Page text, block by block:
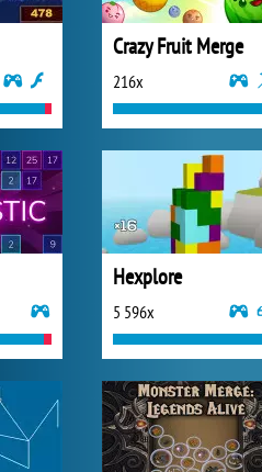
Crazy Fruit Merge
216x
Hexplore
5 596x